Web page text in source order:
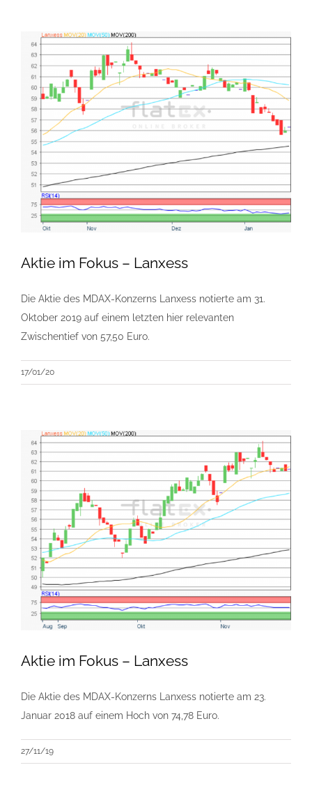
Aktie im Fokus – Lanxess
Die Aktie des MDAX-Konzerns Lanxess notierte am 31.
Oktober 2019 auf einem letzten hier relevanten
Zwischentief von 57,50 Euro.
17/01/20
Aktie im Fokus – Lanxess
Die Aktie des MDAX-Konzerns Lanxess notierte am 23.
Januar 2018 auf einem Hoch von 74,78 Euro.
27/11/19